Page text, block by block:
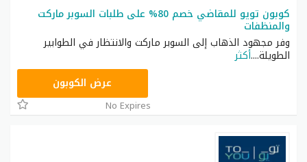
كوبون تويو للمقاضي خصم 80% على طلبات السوبر ماركت
والمنظفات
وفر مجهود الذهاب إلى السوبر ماركت والانتظار في الطوابير
الطويلة....أكثر
عرض الكوبون
No Expires